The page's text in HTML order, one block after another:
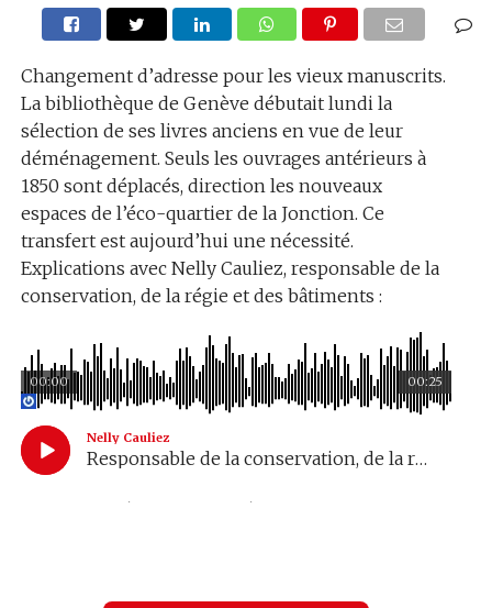
Changement d’adresse pour les vieux manuscrits.
La bibliothèque de Genève débutait lundi la
sélection de ses livres anciens en vue de leur
déménagement. Seuls les ouvrages antérieurs à
1850 sont déplacés, direction les nouveaux
espaces de l’éco-quartier de la Jonction. Ce
transfert est aujourd’hui une nécessité.
Explications avec Nelly Cauliez, responsable de la
conservation, de la régie et des bâtiments :
00:25
00:00
Nelly Cauliez
Responsable de la conservation, de la régie et des bâtiments de la bibliothèque de Genève
Les livres n’étant pas classés par date, c’est un